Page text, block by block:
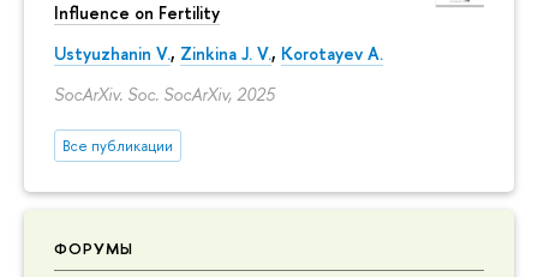
Influence on Fertility
Ustyuzhanin V., Zinkina J. V., Korotayev A.
SocArXiv. Soc. SocArXiv, 2025
Все публикации
ФОРУМЫ